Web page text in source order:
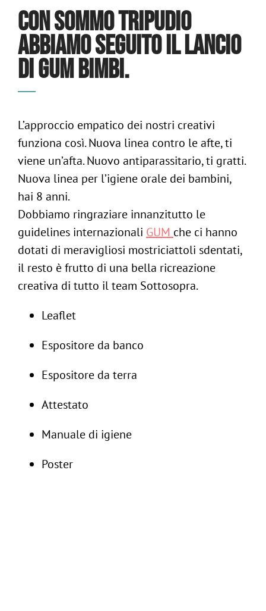
CON SOMMO TRIPUDIO
ABBIAMO SEGUITO IL LANCIO
DI GUM BIMBI.
L’approccio empatico dei nostri creativi
funziona così. Nuova linea contro le afte, ti
viene un’afta. Nuovo antiparassitario, ti gratti.
Nuova linea per l’igiene orale dei bambini,
hai 8 anni.
Dobbiamo ringraziare innanzitutto le
guidelines internazionali GUM che ci hanno
dotati di meravigliosi mostriciattoli sdentati,
il resto è frutto di una bella ricreazione
creativa di tutto il team Sottosopra.
Leaflet
Espositore da banco
Espositore da terra
Attestato
Manuale di igiene
Poster